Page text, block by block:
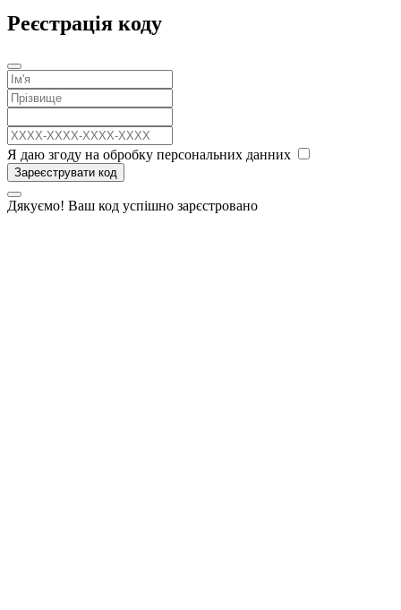
Реєстрація коду
Я даю згоду на обробку персональних данних
Зареєструвати код
Дякуємо! Ваш код успішно зарєстровано